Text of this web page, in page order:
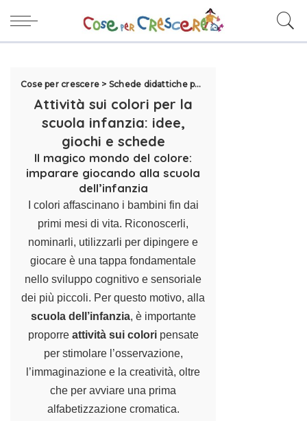
Cose per crescere > Schede didattiche per la scuola
Attività sui colori per la
scuola infanzia: idee,
giochi e schede
Il magico mondo del colore:
imparare giocando alla scuola
dell’infanzia
I colori affascinano i bambini fin dai
primi mesi di vita. Riconoscerli,
nominarli, utilizzarli per dipingere e
giocare è una tappa fondamentale
nello sviluppo cognitivo e sensoriale
dei più piccoli. Per questo motivo, alla
scuola dell’infanzia, è importante
proporre attività sui coloripensate
per stimolare l’osservazione,
l’immaginazione e la creatività, oltre
che per avviare una prima
alfabetizzazione cromatica.